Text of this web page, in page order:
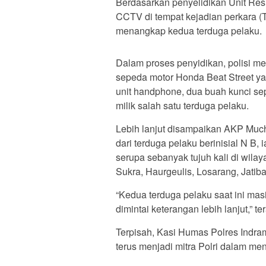
CCTV di tempat kejadian perkara
menangkap kedua terduga pelaku.
Dalam proses penyidikan, polisi
sepeda motor Honda Beat Street
unit handphone, dua buah kunci
milik salah satu terduga pelaku.
Lebih lanjut disampaikan AKP
dari terduga pelaku berinisial N B,
serupa sebanyak tujuh kali di
Sukra, Haurgeulis, Losarang,
“Kedua terduga pelaku saat ini
dimintai keterangan lebih lanjut,”
Terpisah, Kasi Humas Polres
terus menjadi mitra Polri dalam